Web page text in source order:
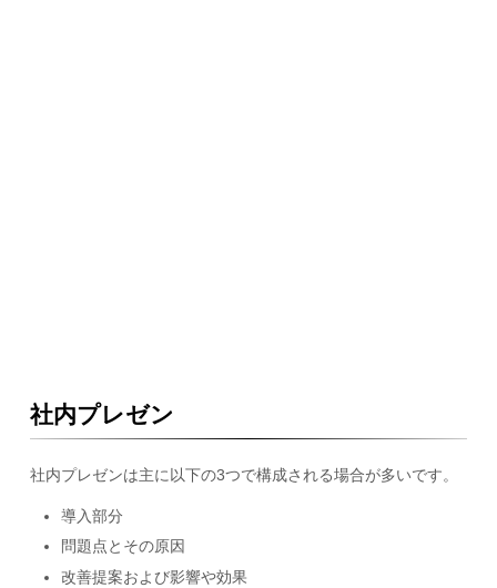
社内プレゼン
社内プレゼンは主に以下の3つで構成される場合が多いです。
導入部分
問題点とその原因
改善提案および影響や効果